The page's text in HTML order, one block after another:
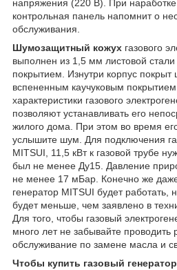
напряжения (220 В). При
контрольная панель напомнит о
обслуживания.
Шумозащитный кожух газового
выполнен из 1,5 мм листовой
покрытием. Изнутри корпус
вспененным каучуковым
характеристики газового
позволяют устанавливать его
жилого дома. При этом во время
услышите шум. Для подключения
MITSUI, 11,5 кВт к газовой трубе
был не менее Ду15. Давление
не менее 17 мБар. Конечно же
генератор MITSUI будет
будет меньше, чем заявлено в
Для того, чтобы газовый
много лет не забывайте проводить
обслуживание по замене масла и
Чтобы купить газовый